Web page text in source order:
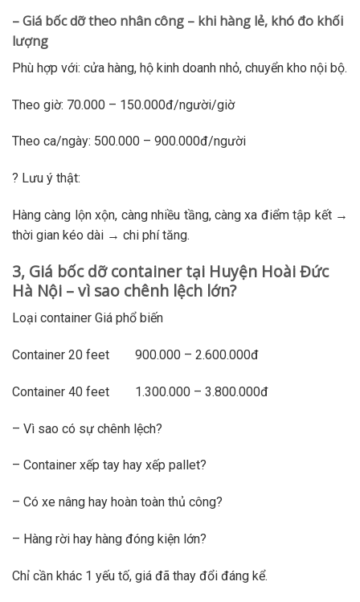
– Giá bốc dỡ theo nhân công – khi hàng lẻ, khó đo khối
lượng
Phù hợp với: cửa hàng, hộ kinh doanh nhỏ, chuyển kho nội bộ.
Theo giờ: 70.000 – 150.000đ/người/giờ
Theo ca/ngày: 500.000 – 900.000đ/người
? Lưu ý thật:
Hàng càng lộn xộn, càng nhiều tầng, càng xa điểm tập kết →
thời gian kéo dài → chi phí tăng.
3, Giá bốc dỡ container tại Huyện Hoài Đức
Hà Nội – vì sao chênh lệch lớn?
Loại container Giá phổ biến
Container 20 feet 900.000 – 2.600.000đ
Container 40 feet 1.300.000 – 3.800.000đ
– Vì sao có sự chênh lệch?
– Container xếp tay hay xếp pallet?
– Có xe nâng hay hoàn toàn thủ công?
– Hàng rời hay hàng đóng kiện lớn?
Chỉ cần khác 1 yếu tố, giá đã thay đổi đáng kể.